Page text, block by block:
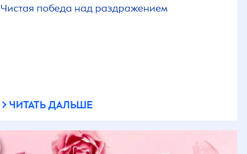
Чистая победа над раздражением
ЧИТАТЬ ДАЛЬШЕ